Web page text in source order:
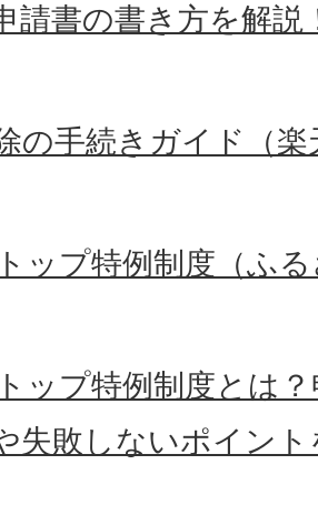
請書の書き方を解
の手続きガイド（
ップ特例制度（ふ
ップ特例制度とは
失敗しないポイン